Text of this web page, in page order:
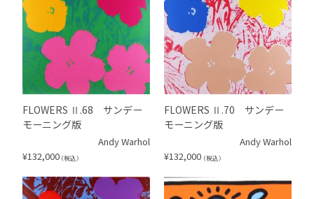
FLOWERS Ⅱ.68 サンデー
モーニング版
Andy Warhol
¥132,000 （税込）
FLOWERS Ⅱ.70 サンデー
モーニング版
Andy Warhol
¥132,000 （税込）